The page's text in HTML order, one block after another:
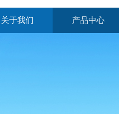
关于我们 产品中心